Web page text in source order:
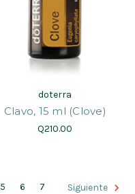
doterra
Clavo, 15 ml (Clove)
Q210.00
5 6 7 Siguiente